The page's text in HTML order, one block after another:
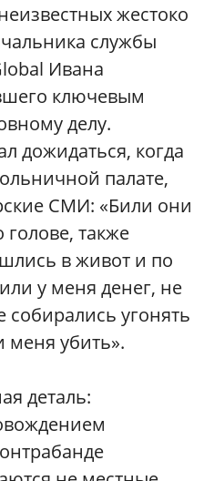
жестоко
службы
Ивана
ключевым
делу.
дожидаться, когда
палате,
СМИ: «Били они
также
в живот и по
у меня денег, не
собирались угонять
убить».
деталь: